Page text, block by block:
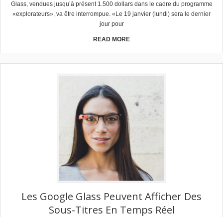
Glass, vendues jusqu’à présent 1.500 dollars dans le cadre du programme
«explorateurs», va être interrompue. «Le 19 janvier (lundi) sera le dernier
jour pour
READ MORE
Les Google Glass Peuvent Afficher Des
Sous-Titres En Temps Réel